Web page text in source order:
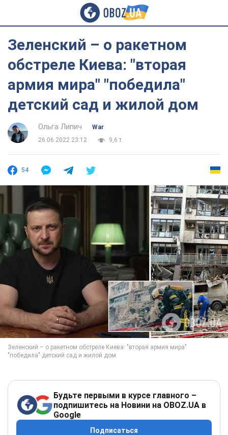
Зеленский – о ракетном
обстреле Киева: "вторая
армия мира" "победила"
детский сад и жилой дом
Ольга Липич
War
26.06.2022 23:12
9,6 т.
54
Будьте первыми в курсе главного –
подпишитесь на Новини на OBOZ.UA в
Google
Подписаться